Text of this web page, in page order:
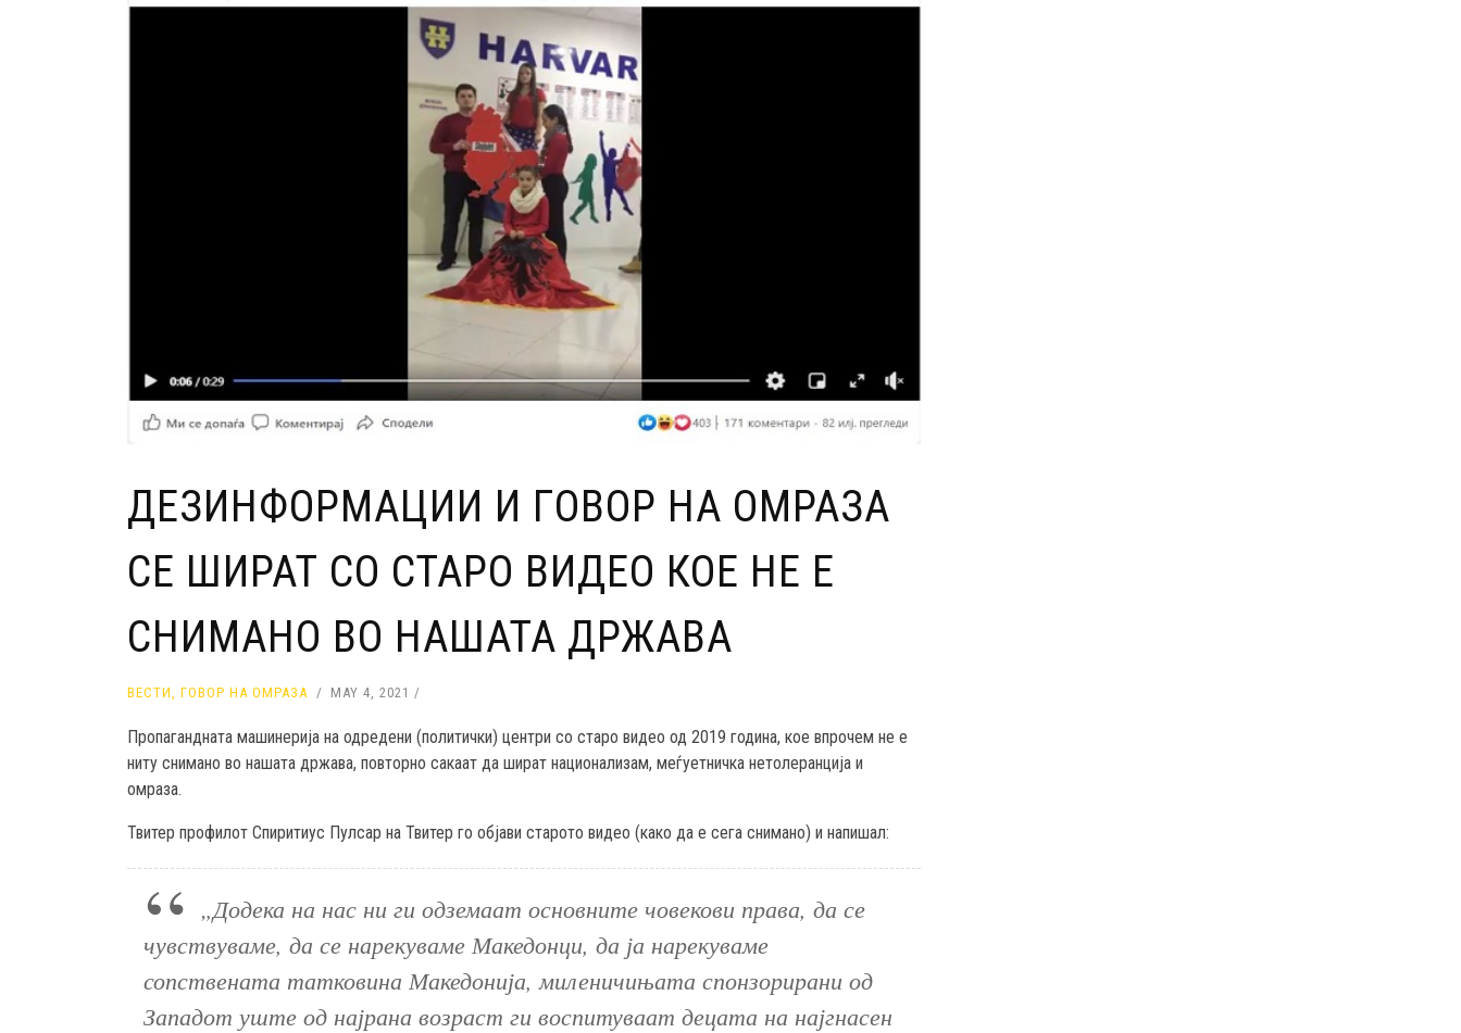
ДЕЗИНФОРМАЦИИ И ГОВОР НА ОМРАЗА
СЕ ШИРАТ СО СТАРО ВИДЕО КОЕ НЕ Е
СНИМАНО ВО НАШАТА ДРЖАВА
ВЕСТИ ГОВОР НА ОМРАЗА MAY 4, 2021
Пропагандната машинерија на одредени (политички) центри со старо видео од 2019 година, кое впрочем не е
ниту снимано во нашата држава, повторно сакаат да шират национализам, меѓуетничка нетолеранција и
омраза.
Твитер профилот Спиритиус Пулсар на Твитер го објави старото видео (како да е сега снимано) и напишал:
„Додека на нас ни ги одземаат основните човекови права, да се
чувствуваме, да се нарекуваме Македонци, да ја нарекуваме
сопствената татковина Македонија, миленичињата спонзорирани од
Западот уште од најрана возраст ги воспитуваат децата на најгнасен